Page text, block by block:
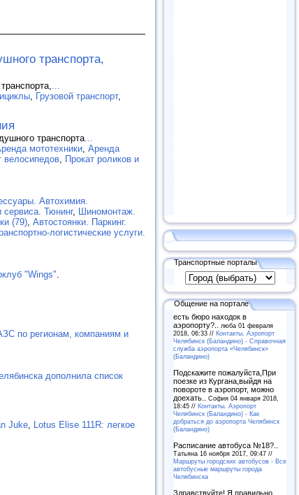
транспорта,
Грузовой транспорт,
транспорта
мототехники Аренда
велосипедов
Прокат роликов и
Автохимия.
Тюнинг,
Шиномонтаж.
(79) Автостоянки. Паркинг.
логистические услуги.
"Wings"
по регионам, компаниям и
дополнила список
Juke
Lotus Elise 111R: легкое
Транспортные порталы
Общение на портале
есть бюро находок в
аэропорту?..
люба 01 февраля
2018, 06:33 // Контакты. Аэропорт
Челябинск (Баландино) - Справочная
служба аэропорта «Челябинск»
(Баландино)
Подскажите пожалуйста,При
поезке из Кургана,выйдя на
повороте в аэропорт, можно
доехать.. София 04 января 2018,
18:45 // Контакты. Аэропорт
Челябинск (Баландино) - Как
добраться до аэропорта Челябинск
(Баландино)
Расписание автобуса №18?..
Татьяна 16 ноября 2017, 09:47 //
Маршруты городских автобусов - Все
автобусные маршруты города
Челябинска
Здравствуйте! Я правильно